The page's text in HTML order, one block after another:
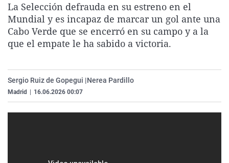
La Selección defrauda en su estreno en el
Mundial y es incapaz de marcar un gol ante una
Cabo Verde que se encerró en su campo y a la
que el empate le ha sabido a victoria.
Sergio Ruiz de Gopegui |Nerea Pardillo
Madrid 16.06.2026 00:07